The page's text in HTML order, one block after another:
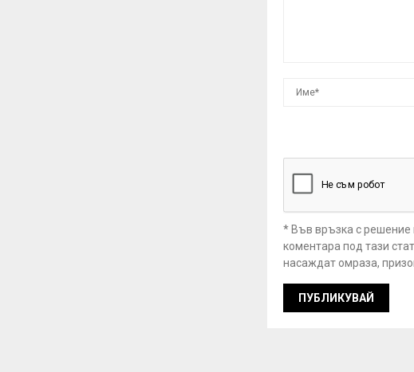
* Във връзка с решение
коментара под тази
насаждат омраза,